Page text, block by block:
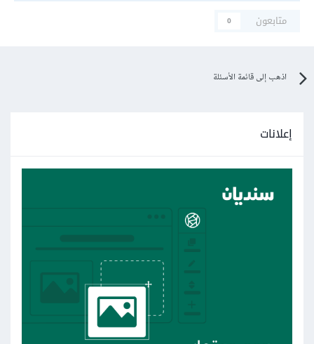
متابعون
0
اذهب إلى قائمة الأسئلة
إعلانات